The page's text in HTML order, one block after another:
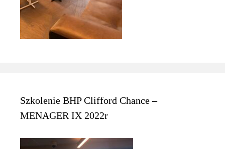
Szkolenie BHP Clifford Chance –
MENAGER IX 2022r